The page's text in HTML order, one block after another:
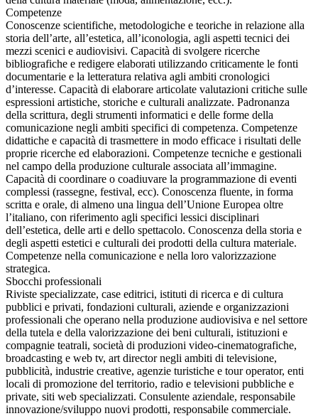
Competenze
Conoscenze scientifiche, metodologiche e teoriche in relazione alla
storia dell’arte, all’estetica, all’iconologia, agli aspetti tecnici dei
mezzi scenici e audiovisivi. Capacità di svolgere ricerche
bibliografiche e redigere elaborati utilizzando criticamente le fonti
documentarie e la letteratura relativa agli ambiti cronologici
d’interesse. Capacità di elaborare articolate valutazioni critiche sulle
espressioni artistiche, storiche e culturali analizzate. Padronanza
della scrittura, degli strumenti informatici e delle forme della
comunicazione negli ambiti specifici di competenza. Competenze
didattiche e capacità di trasmettere in modo efficace i risultati delle
proprie ricerche ed elaborazioni. Competenze tecniche e gestionali
nel campo della produzione culturale associata all’immagine.
Capacità di coordinare o coadiuvare la programmazione di eventi
complessi (rassegne, festival, ecc). Conoscenza fluente, in forma
scritta e orale, di almeno una lingua dell’Unione Europea oltre
l’italiano, con riferimento agli specifici lessici disciplinari
dell’estetica, delle arti e dello spettacolo. Conoscenza della storia e
degli aspetti estetici e culturali dei prodotti della cultura materiale.
Competenze nella comunicazione e nella loro valorizzazione
strategica.
Sbocchi professionali
Riviste specializzate, case editrici, istituti di ricerca e di cultura
pubblici e privati, fondazioni culturali, aziende e organizzazioni
professionali che operano nella produzione audiovisiva e nel settore
della tutela e della valorizzazione dei beni culturali, istituzioni e
compagnie teatrali, società di produzioni video-cinematografiche,
broadcasting e web tv, art director negli ambiti di televisione,
pubblicità, industrie creative, agenzie turistiche e tour operator, enti
locali di promozione del territorio, radio e televisioni pubbliche e
private, siti web specializzati. Consulente aziendale, responsabile
innovazione/sviluppo nuovi prodotti, responsabile commerciale.